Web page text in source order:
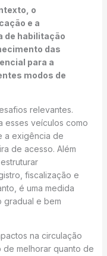
o
e a
de habilitação
das
para a
modos de
relevantes.
esses veículos como
a exigência de
de acesso. Além
fiscalização e
é uma medida
gradual e bem
na circulação
de melhorar quanto de